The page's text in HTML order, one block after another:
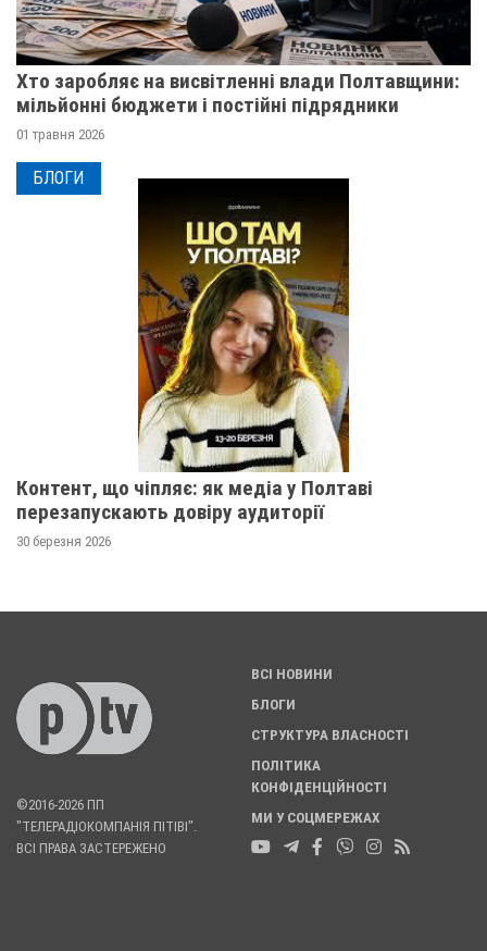
Хто заробляє на висвітленні влади Полтавщини:
мільйонні бюджети і постійні підрядники
01 травня 2026
БЛОГИ
Контент, що чіпляє: як медіа у Полтаві
перезапускають довіру аудиторії
30 березня 2026
©2016-2026 ПП
"ТЕЛЕРАДІОКОМПАНІЯ ПІТІВІ".
ВСІ ПРАВА ЗАСТЕРЕЖЕНО
ВСІ НОВИНИ
БЛОГИ
СТРУКТУРА ВЛАСНОСТІ
ПОЛІТИКА
КОНФІДЕНЦІЙНОСТІ
МИ У СОЦМЕРЕЖАХ